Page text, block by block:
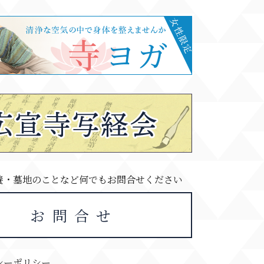
・墓地のことなど何でもお問合せください
お問合せ